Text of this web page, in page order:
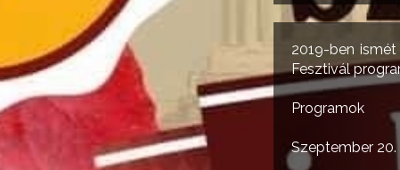
2019-ben
Fesztivál
Programok
Szeptember 20.